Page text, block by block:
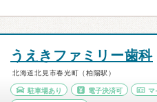
うえきファミリー歯科
北海道北見市春光町（柏陽駅）
駐車場あり 電子決済可 マ